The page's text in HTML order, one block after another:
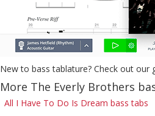
New to bass tablature? Check out our
More The Everly Brothers
All I Have To Do Is Dream bass tabs